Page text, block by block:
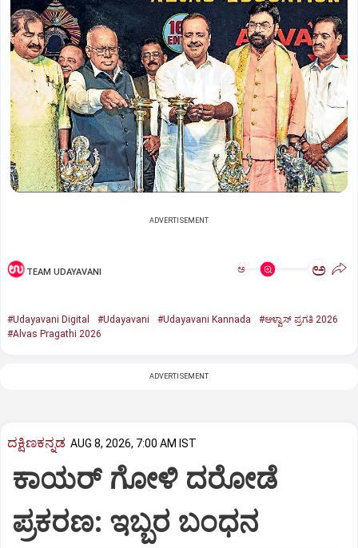
ADVERTISEMENT
TEAM UDAYAVANI ಅ ಅ
#Udayavani Digital #Udayavani #Udayavani Kannada
#ಆಳ್ವಾಸ್‌ ಪ್ರಗತಿ 2026
#Alvas Pragathi 2026
ADVERTISEMENT
ದಕ್ಷಿಣಕನ್ನಡ AUG 8, 2026, 7:00 AM IST
ಕಾಯರ್ ಗೋಳಿ ದರೋಡೆ
ಪ್ರಕರಣ: ಇಬ್ಬರ ಬಂಧನ